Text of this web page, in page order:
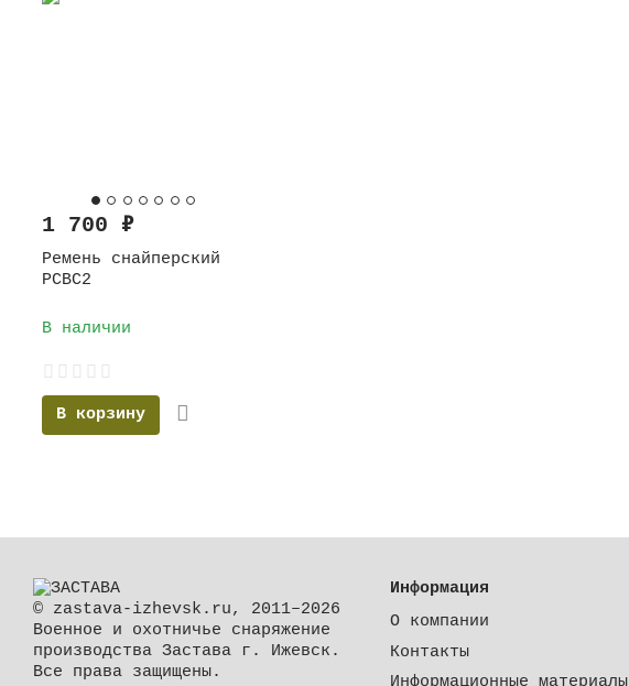
1 700 ₽
Ремень снайперский
РСВС2
В наличии
В корзину
© zastava-izhevsk.ru, 2011–2026
Военное и охотничье снаряжение
производства Застава г. Ижевск.
Все права защищены.
Информация
О компании
Контакты